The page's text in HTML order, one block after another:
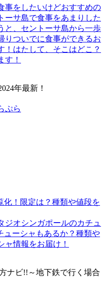
事をしたいけどおすすめの
ーサ島で食事をあまりした
と、セントーサ島から一歩
りついでに食事ができるお
！はたして、そこはどこ？
す！
年最新！
ぷら
化！限定は？種類や値段を
ジオシンガポールのカチュ
ューシャもあるか？種類や
情報をお届け！
ナビ!!～地下鉄で行く場合